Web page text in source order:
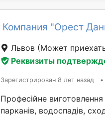
Компания "Орест
Львов (Может
Реквизиты
Зарегистрирован 8 лет назад •
Професійне виготовлення
парканів, водоспадів,